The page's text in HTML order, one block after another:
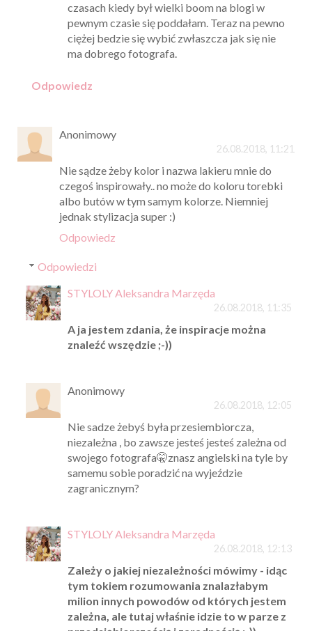
czasach kiedy był wielki boom na blogi w
pewnym czasie się poddałam. Teraz na pewno
ciężej bedzie się wybić zwłaszcza jak się nie
ma dobrego fotografa.
Odpowiedz
Anonimowy
26.08.2018, 11:21
Nie sądze żeby kolor i nazwa lakieru mnie do
czegoś inspirowały.. no może do koloru torebki
albo butów w tym samym kolorze. Niemniej
jednak stylizacja super :)
Odpowiedz
Odpowiedzi
STYLOLY Aleksandra Marzęda
26.08.2018, 11:35
A ja jestem zdania, że inspiracje można
znaleźć wszędzie ;-))
Anonimowy
26.08.2018, 12:05
Nie sadze żebyś była przesiembiorcza,
niezależna , bo zawsze jesteś jesteś zależna od
swojego fotografa🤫znasz angielski na tyle by
samemu sobie poradzić na wyjeździe
zagranicznym?
STYLOLY Aleksandra Marzęda
26.08.2018, 12:13
Zależy o jakiej niezależności mówimy - idąc
tym tokiem rozumowania znalazłabym
milion innych powodów od których jestem
zależna, ale tutaj właśnie idzie to w parze z